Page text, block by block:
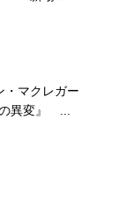
・マクレガー
異変』 ...